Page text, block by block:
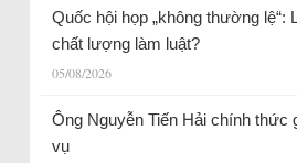
Quốc hội họp „không thường lệ“:
chất lượng làm luật?
05/08/2026
Ông Nguyễn Tiến Hải chính thức
vụ